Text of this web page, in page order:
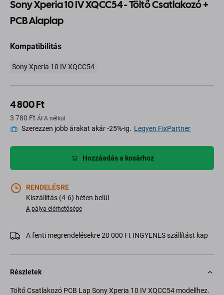
Sony Xperia 10 IV XQCC54 - Töltő Csatlakozó +
PCB Alaplap
Kompatibilitás
Sony Xperia 10 IV XQCC54
4 800 Ft
3 780 Ft ÁFA nélkül
Szerezzen jobb árakat akár -25%-ig. Legyen FixPartner
Hozzáadás a kosárhoz
RENDELÉSRE
Kiszállítás (4-6) héten belül
A pálya elérhetősége
A fenti megrendelésekre 20 000 Ft INGYENES szállítást kap
Részletek
Töltő Csatlakozó PCB Lap Sony Xperia 10 IV XQCC54 modellhez.